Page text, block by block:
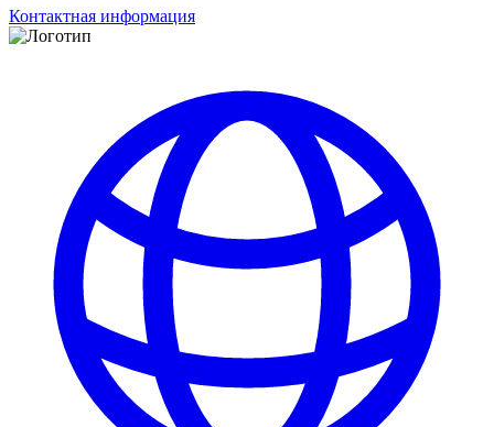
Контактная информация